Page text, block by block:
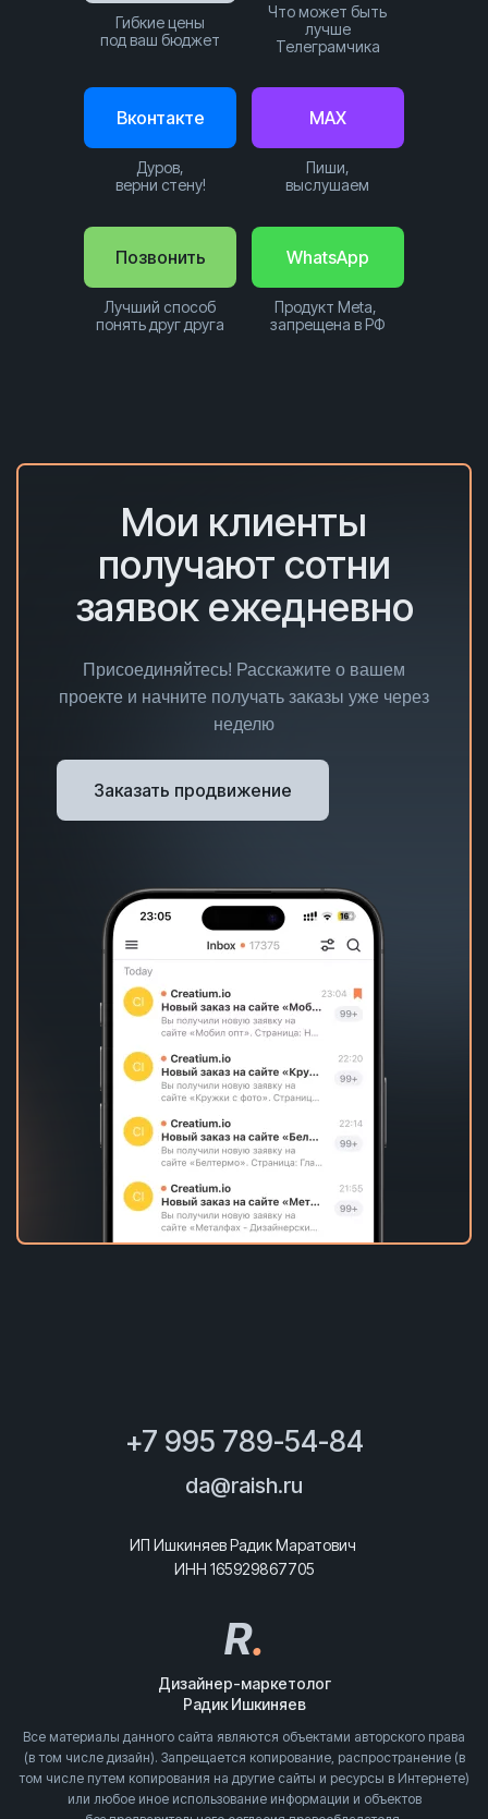
Позвонить
Лучший способ
понять друг друга
WhatsApp
Продукт Meta,
запрещена в РФ
Что может быть
лучше
Телеграмчика
Вконтакте
Дуров,
верни стену!
Гибкие цены
под ваш бюджет
MAX
Пиши,
выслушаем
Мои клиенты
получают сотни
заявок ежедневно
Присоединяйтесь! Расскажите о вашем
проекте и начните получать заказы уже через
неделю
Заказать продвижение
+7 995 789-54-84
da@raish.ru
ИП Ишкиняев Радик Маратович
ИНН 165929867705
R.
Дизайнер-маркетолог
Радик Ишкиняев
Все материалы данного сайта являются объектами авторского права
(в том числе дизайн). Запрещается копирование, распространение (в
том числе путем копирования на другие сайты и ресурсы в Интернете)
или любое иное использование информации и объектов